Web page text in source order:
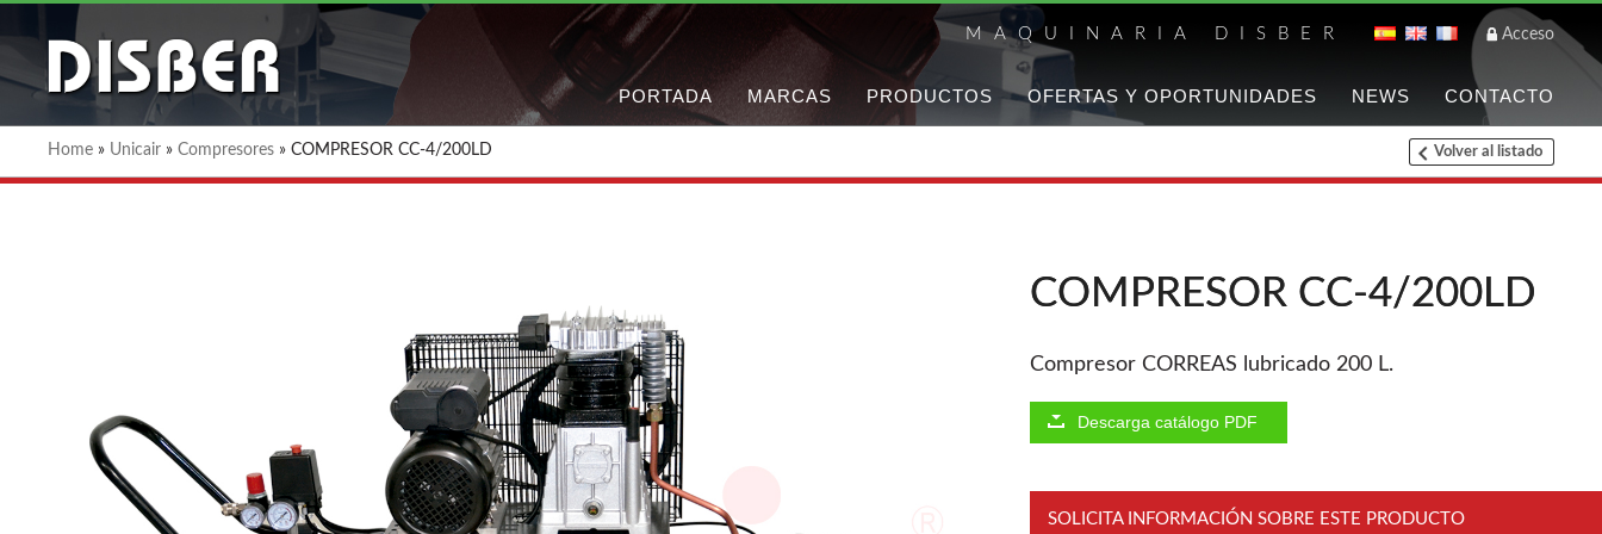
MAQUINARIA DISBER Acceso
PORTADA MARCAS PRODUCTOS OFERTAS Y OPORTUNIDADES NEWS CONTACTO
Listado de
Herramientas varias
Clavadoras Neumáticas
Chapadoras de cantos
Aspiradores portatiles
Home » Unicair » Compresores » COMPRESOR CC-4/200LD Volver al listado
COMPRESOR CC-4/200LD
Compresor CORREAS lubricado 200 L.
Descarga catálogo PDF
SOLICITA INFORMACIÓN SOBRE ESTE PRODUCTO